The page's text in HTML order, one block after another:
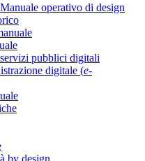
operativo di design
pubblici digitali
digitale (e-
by design